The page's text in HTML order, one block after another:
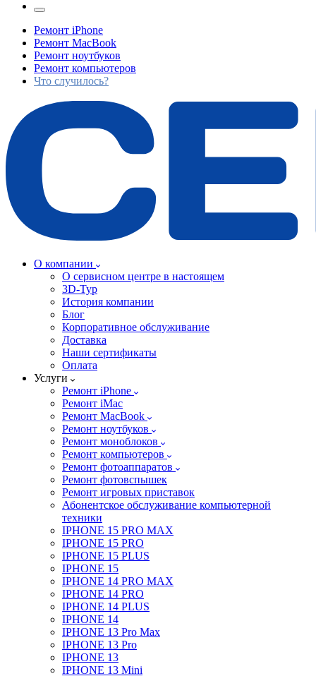
Ремонт iPhone
Ремонт MacBook
Ремонт ноутбуков
Ремонт компьютеров
Что случилось?
О компании
О сервисном центре в настоящем
3D-Тур
История компании
Блог
Корпоративное обслуживание
Доставка
Наши сертификаты
Оплата
Услуги
Ремонт iPhone
Ремонт iMac
Ремонт MacBook
Ремонт ноутбуков
Ремонт моноблоков
Ремонт компьютеров
Ремонт фотоаппаратов
Ремонт фотовспышек
Ремонт игровых приставок
Абонентское обслуживание компьютерной
техники
IPHONE 15 PRO MAX
IPHONE 15 PRO
IPHONE 15 PLUS
IPHONE 15
IPHONE 14 PRO MAX
IPHONE 14 PRO
IPHONE 14 PLUS
IPHONE 14
IPHONE 13 Pro Max
IPHONE 13 Pro
IPHONE 13
IPHONE 13 Mini